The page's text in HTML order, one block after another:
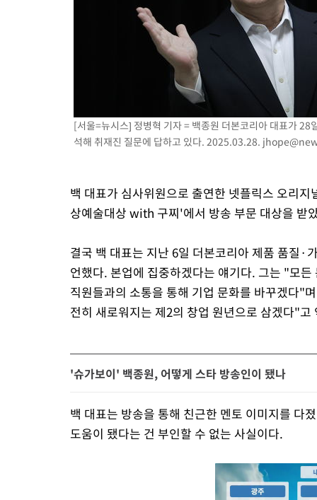
[서울=뉴시스] 정병혁 기자 = 백종원 더본코리아 대표가
석해 취재진 질문에 답하고 있다. 2025.03.28.
백 대표가 심사위원으로 출연한 넷플릭스 오리
상예술대상 with 구찌'에서 방송 부문 대상을 받
결국 백 대표는 지난 6일 더본코리아 제품 품질·
언했다. 본업에 집중하겠다는 얘기다. 그는 "모
직원들과의 소통을 통해 기업 문화를 바꾸겠다"
전히 새로워지는 제2의 창업 원년으로 삼겠다"고
'슈가보이' 백종원, 어떻게 스타 방송인이 됐나
백 대표는 방송을 통해 친근한 멘토 이미지를 다
도움이 됐다는 건 부인할 수 없는 사실이다.